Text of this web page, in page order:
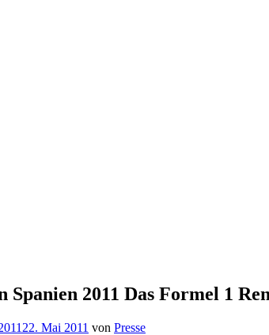
Spanien 2011 Das Formel 1
22. Mai 2011 von Presse